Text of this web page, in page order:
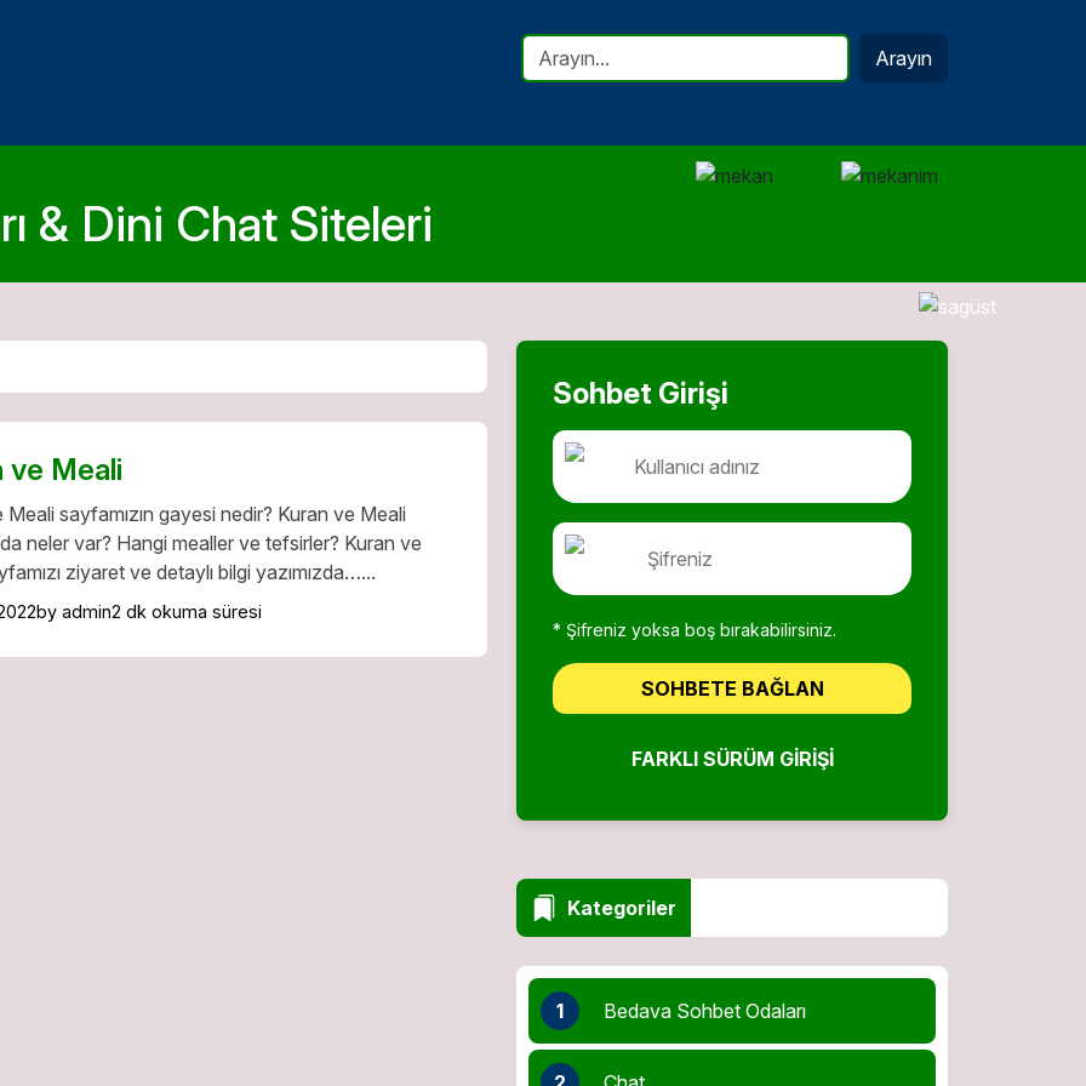
Arayın
& Dini Chat Siteleri
ve Meali
Meali sayfamızın gayesi nedir? Kuran ve Meali
neler var? Hangi mealler ve tefsirler? Kuran ve
ziyaret ve detaylı bilgi yazımızda…...
by admin2 dk okuma süresi
Sohbet Girişi
* Şifreniz yoksa boş bırakabilirsiniz.
SOHBETE BAĞLAN
FARKLI SÜRÜM GIRIŞI
Kategoriler
1 Bedava Sohbet Odaları